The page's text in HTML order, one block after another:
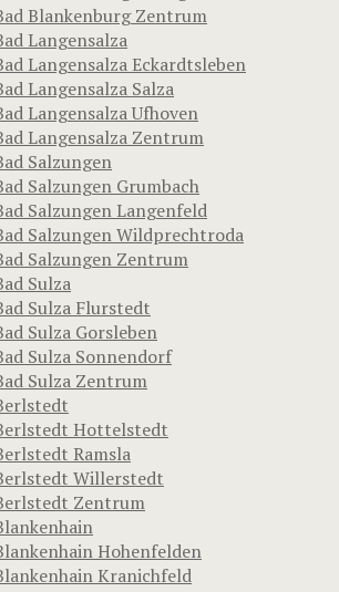
Blankenburg Zentrum
Langensalza
Langensalza Eckardtsleben
Langensalza Salza
Langensalza Ufhoven
Langensalza Zentrum
Salzungen
Salzungen Grumbach
Salzungen Langenfeld
Salzungen Wildprechtroda
Salzungen Zentrum
Sulza
Sulza Flurstedt
Sulza Gorsleben
Sulza Sonnendorf
Sulza Zentrum
Hottelstedt
Ramsla
Willerstedt
Zentrum
Hohenfelden
Kranichfeld